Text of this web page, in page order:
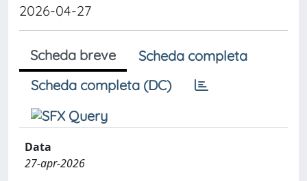
2026-04-27
Scheda breve
Scheda completa
Scheda completa (DC)
Data
27-apr-2026